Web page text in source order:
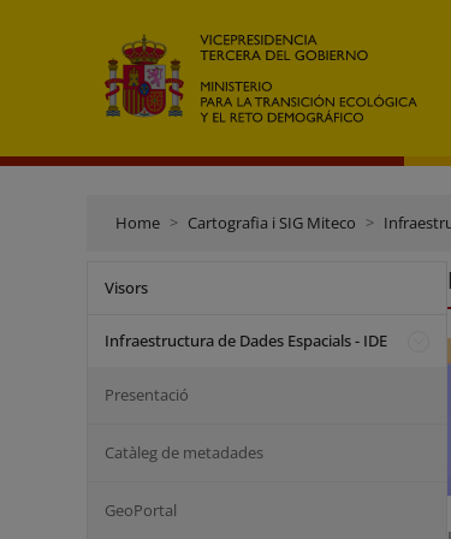
Home Cartografia i SIG Miteco
Visors
Infraestructura de Dades Espacials - IDE
Presentació
Catàleg de metadades
GeoPortal